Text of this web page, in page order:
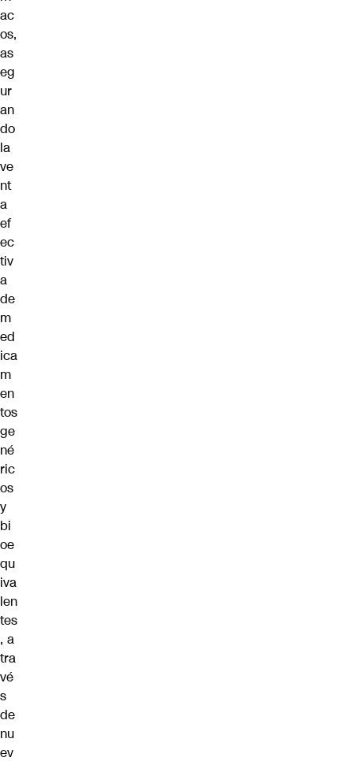
ac
os,
as
eg
ur
an
do
la
ve
nt
a
ef
ec
tiv
a
de
m
ed
ica
m
en
tos
ge
né
ric
os
y
bi
oe
qu
iva
len
tes
, a
tra
vé
s
de
nu
ev